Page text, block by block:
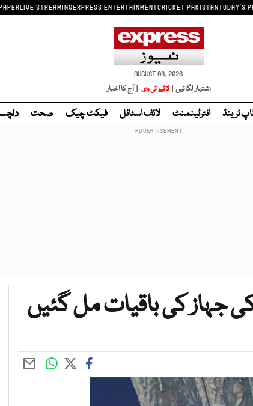
LIVE STREAMINGEXPRESS ENTERTAINMENTCRICKET PAKISTANTODAY'S
AUGUST 08, 2026
اشتہار لگائیں | لائیو ٹی وی | آج کا اخبار
ٹرینڈ انٹرٹینمنٹ لائف اسٹائل فیکٹ چیک صحت
جہاز کی باقیات مل گئیں